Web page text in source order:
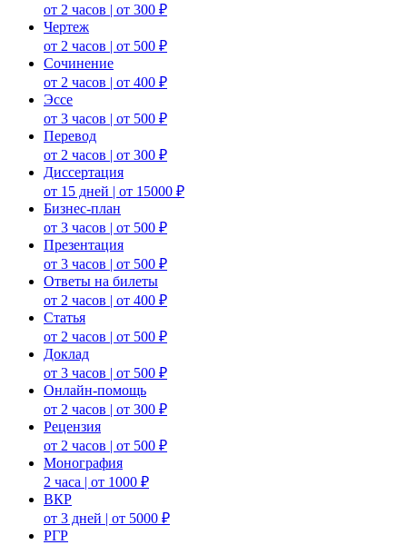
от 2 часов | от 300 ₽
Чертеж
от 2 часов | от 500 ₽
Сочинение
от 2 часов | от 400 ₽
Эссе
от 3 часов | от 500 ₽
Перевод
от 2 часов | от 300 ₽
Диссертация
от 15 дней | от 15000 ₽
Бизнес-план
от 3 часов | от 500 ₽
Презентация
от 3 часов | от 500 ₽
Ответы на билеты
от 2 часов | от 400 ₽
Статья
от 2 часов | от 500 ₽
Доклад
от 3 часов | от 500 ₽
Онлайн-помощь
от 2 часов | от 300 ₽
Рецензия
от 2 часов | от 500 ₽
Монография
2 часа | от 1000 ₽
ВКР
от 3 дней | от 5000 ₽
РГР